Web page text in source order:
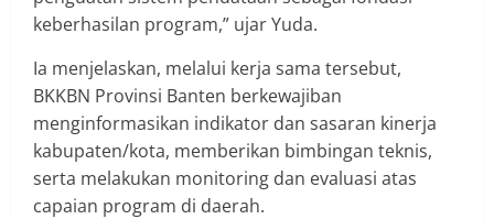
keberhasilan program,” ujar Yuda.
Ia menjelaskan, melalui kerja sama tersebut,
BKKBN Provinsi Banten berkewajiban
menginformasikan indikator dan sasaran kinerja
kabupaten/kota, memberikan bimbingan teknis,
serta melakukan monitoring dan evaluasi atas
capaian program di daerah.